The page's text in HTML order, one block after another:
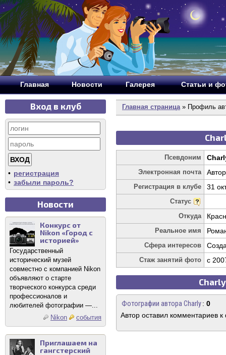
Главная Новости Галерея Статьи и
Вход в клуб
• регистрация
• забыли пароль?
Новости
Конкурс от
Nikon «Город с
историей»
Государственный
исторический музей
совместно с компанией Nikon
объявляют о старте
творческого конкурса среди
профессионалов и
любителей фотографии —...
Nikon
события
Приглашаем на
гангстерский
Главная страница» Профиль
Псевдоним
Электронная почта
Регистрация в клубе 31
Статус
Откуда
Реальное имя
Сфера интересов
Стаж занятий фото c
Фотографии автора Charly: 0
Автор оставил комментариев